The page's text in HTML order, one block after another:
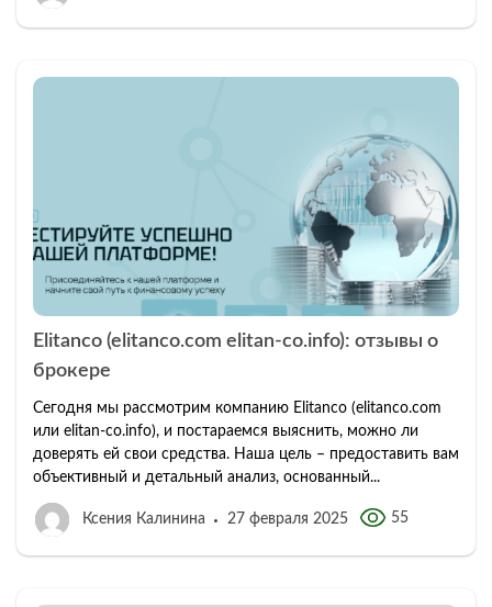
Elitanco (elitanco.com elitan-co.info): отзывы о
брокере
Сегодня мы рассмотрим компанию Elitanco (elitanco.com
или elitan-co.info), и постараемся выяснить, можно ли
доверять ей свои средства. Наша цель – предоставить вам
объективный и детальный анализ, основанный...
Ксения Калинина 27 февраля 2025 55